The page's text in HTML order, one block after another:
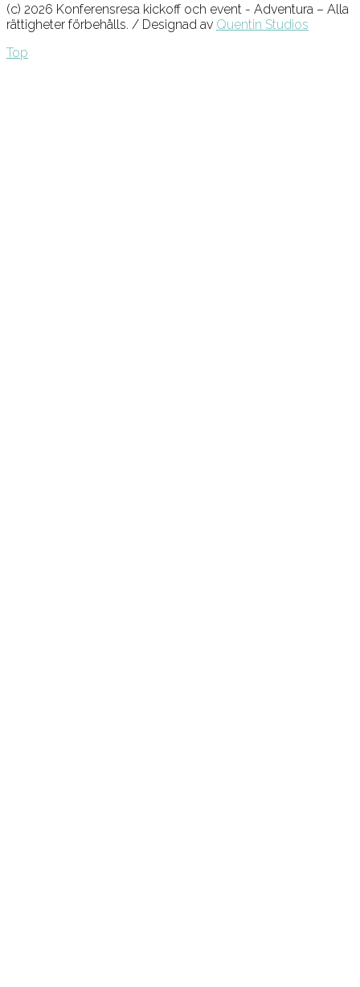
(c) 2026 Konferensresa kickoff och event - Adventura – Alla
rättigheter förbehålls. / Designad av Quentin Studios
Top